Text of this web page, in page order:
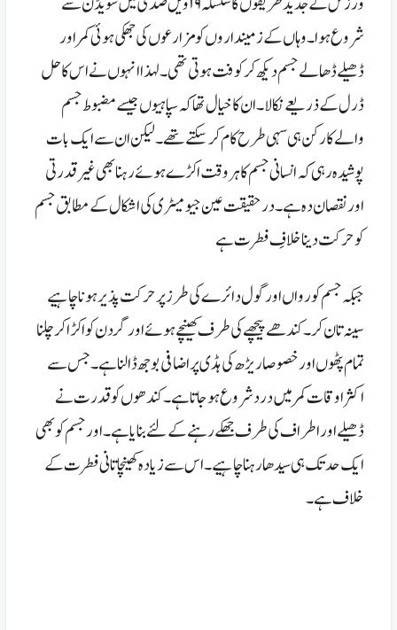
شروع ہوا۔ وہاں کے زمینداروں کو مزارعوں کی جھکی ہوئی کمراور
ڈھیلے ڈھالے جسم دیکھ کر کوفت ہوتی تھی۔ لہذا انہوں نے اس کا حل
ڈرل کے ذریعے نکالا۔ ان کا خیال تھا کہ سپاہیوں جیسے مضبوط جسم
والے کارکن ہی سہی طرح کام کر سکتے تھے۔ لیکن ان سے ایک بات
پوشیدہ رہی کہ انسانی جسم کا ہر وقت اکڑے ہوئے رہنا بھی غیر قدرتی
اور نقصان دہ ہے۔ درحقیقت عین جیومیٹری کی اشکال کے مطابق جسم
کو حرکت دینا خلافِ فطرت ہے
جبکہ جسم کو رواں اور گول دائرے کی طرز پر حرکت پذیر ہونا چاہیے
سینہ تان کر۔ کندھے پیچھے کی طرف کھینچے ہوئے اور گردن کو اکڑا کر چلنا
تمام پٹھوں اور خصوصا ریڑھ کی ہڈی پر اضافی بوجھ ڈالنا ہے۔ جس سے
اکثر اوقات کمر میں درد شروع ہو جاتا ہے۔ کندھوں کو قدرت نے
ڈھیلے اور اطراف کی طرف جھکے رہنے کے لئے بنایا ہے۔ اور جسم کو بھی
ایک حد تک ہی سیدھا رہنا چاہیے۔اس سے زیادہ کھینچا تانی فطرت کے
خلاف ہے۔